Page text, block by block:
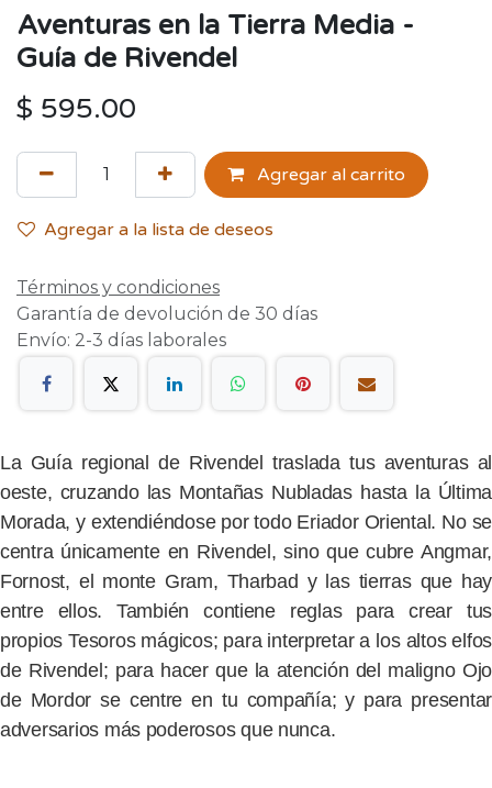
Aventuras en la Tierra Media -
Guía de Rivendel
$ 595.00
Agregar al carrito
Agregar a la lista de deseos
Términos y condiciones
Garantía de devolución de 30 días
Envío: 2-3 días laborales
La Guía regional de Rivendel traslada tus aventuras al
oeste, cruzando las Montañas Nubladas hasta la Última
Morada, y extendiéndose por todo Eriador Oriental. No se
centra únicamente en Rivendel, sino que cubre Angmar,
Fornost, el monte Gram, Tharbad y las tierras que hay
entre ellos. También contiene reglas para crear tus
propios Tesoros mágicos; para interpretar a los altos elfos
de Rivendel; para hacer que la atención del maligno Ojo
de Mordor se centre en tu compañía; y para presentar
adversarios más poderosos que nunca.